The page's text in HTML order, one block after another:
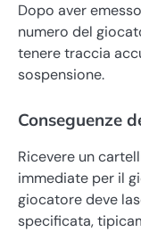
Dopo aver
numero del
tenere traccia
sospensione.
Conseguenze
Ricevere un
immediate per il
giocatore deve
specificata,